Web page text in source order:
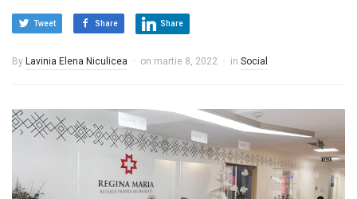
Tweet Share Share
By Lavinia Elena Niculicea on martie 8, 2022 in Social